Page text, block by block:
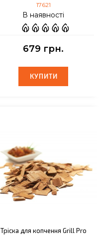
17621
В наявності
679 грн.
КУПИТИ
КУПИТИ
Тріска для копчення Grill Pro